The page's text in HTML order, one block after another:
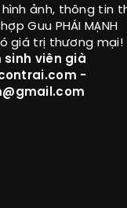
ảnh, thông tin
Guu PHÁI MẠNH
giá trị thương mại!
sinh viên già
-